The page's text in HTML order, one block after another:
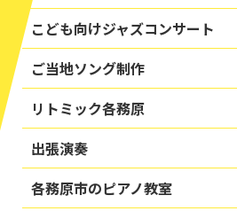
こども向けジャズコンサート
ご当地ソング制作
リトミック各務原
出張演奏
各務原市のピアノ教室